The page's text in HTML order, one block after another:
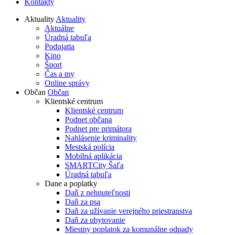
Kontakty
Aktuality Aktuality
Aktuálne
Úradná tabuľa
Podujatia
Kino
Šport
Čas a my
Online správy
Občan Občan
Klientské centrum
Klientské centrum
Podnet občana
Podnet pre primátora
Nahlásenie kriminality
Mestská polícia
Mobilná aplikácia
SMARTCity Šaľa
Úradná tabuľa
Dane a poplatky
Daň z nehnuteľnosti
Daň za psa
Daň za užívanie verejného priestranstva
Daň za ubytovanie
Miestny poplatok za komunálne odpady